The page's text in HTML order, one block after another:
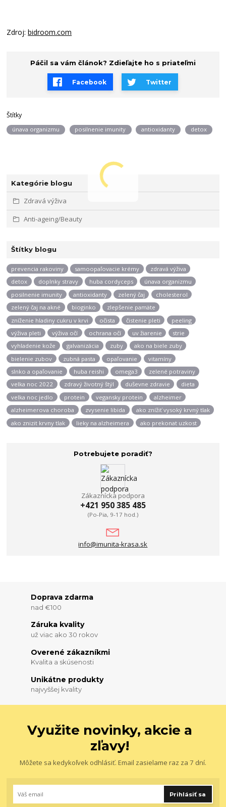
Kategórie blogu
Zdravá výživa
Anti-ageing/Beauty
Štítky blogu
prevencia rakoviny samoopaľovacie krémy
zdravá výživa
detox
doplnky stravy huba cordyceps
únava organizmu
posilnenie imunity
antioxidanty zelený čaj
cholesterol
zelený čaj na akné
bioginko
zlepšenie pamäte
zníženie hladiny cukru v krvi
očista čistenie pleti
peeling
výživa pleti
výživa očí ochrana očí uv žiarenie
strie
vyhladenie kože
galvanizácia zuby
ako na biele zuby
bielenie zubov
zubná pasta opaľovanie
vitamíny
slnko a opaľovanie
huba reishi omega3
zelené potraviny
velka noc 2022
zdravý životný štýl duševne zdravie
dieta
velka noc jedlo
protein vegansky protein
alzheimer
alzheimerova choroba
zvysenie libida
ako znížiť vysoký krvný tlak
ako znizit krvny tlak
lieky na alzheimera ako prekonat uzkost
Potrebujete poradiť?
Zákaznícka podpora
+421 950 385 485
(Po-Pia, 9-17 hod.)
info@imunita-krasa.sk
Zdroj:bidroom.com
Páčil sa vám článok? Zdieľajte ho s priateľmi
Facebook Twitter
Štítky
únava organizmu posilnenie imunity antioxidanty detox
Doprava zdarma
nad €100
Záruka kvality
už viac ako 30 rokov
Overené zákazníkmi
Kvalita a skúsenosti
Unikátne produkty
najvyššej kvality
Využite novinky, akcie a
zľavy!
Môžete sa kedykoľvek odhlásiť. Email zasielame raz za 7 dní.
Prihlásiť sa